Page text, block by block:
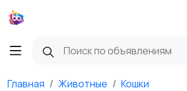
Главная Животные Кошки